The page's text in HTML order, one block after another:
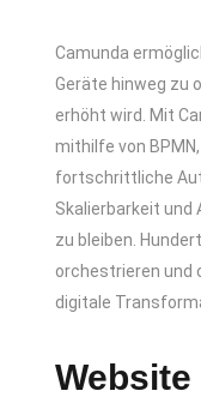
Camunda
Geräte hinweg zu
erhöht wird. Mit
mithilfe von
fortschrittliche
Skalierbarkeit
zu bleiben.
orchestrieren und
digitale
Website